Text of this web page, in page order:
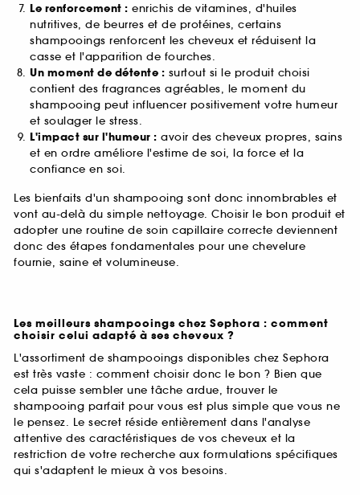
Le renforcement : enrichis de vitamines, d'huiles
nutritives, de beurres et de protéines, certains
shampooings renforcent les cheveux et réduisent la
casse et l'apparition de fourches.
Un moment de détente : surtout si le produit choisi
contient des fragrances agréables, le moment du
shampooing peut influencer positivement votre humeur
et soulager le stress.
L'impact sur l'humeur : avoir des cheveux propres, sains
et en ordre améliore l'estime de soi, la force et la
confiance en soi.
Les bienfaits d'un shampooing sont donc innombrables et
vont au-delà du simple nettoyage. Choisir le bon produit et
adopter une routine de soin capillaire correcte deviennent
donc des étapes fondamentales pour une chevelure
fournie, saine et volumineuse.
Les meilleurs shampooings chez Sephora : comment
choisir celui adapté à ses cheveux ?
L'assortiment de shampooings disponibles chez Sephora
est très vaste : comment choisir donc le bon ? Bien que
cela puisse sembler une tâche ardue, trouver le
shampooing parfait pour vous est plus simple que vous ne
le pensez. Le secret réside entièrement dans l'analyse
attentive des caractéristiques de vos cheveux et la
restriction de votre recherche aux formulations spécifiques
qui s'adaptent le mieux à vos besoins.